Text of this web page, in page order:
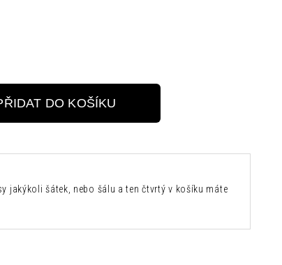
DO KOŠÍKU
jakýkoli šátek, nebo šálu a ten čtvrtý v košíku máte